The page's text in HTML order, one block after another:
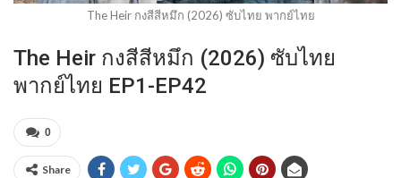
The Heir กงสีสีหมึก (2026) ซับไทย พากย์ไทย
The Heir กงสีสีหมึก (2026) ซับไทย
พากย์ไทย EP1-EP42
0
Share